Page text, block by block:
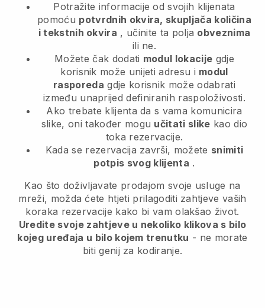
Potražite informacije od svojih klijenata
pomoću potvrdnih okvira, skupljača količina
i tekstnih okvira , učinite ta polja obveznima
ili ne.
Možete čak dodati modul lokacije gdje
korisnik može unijeti adresu i modul
rasporeda gdje korisnik može odabrati
između unaprijed definiranih raspoloživosti.
Ako trebate klijenta da s vama komunicira
slike, oni također mogu učitati slike kao dio
toka rezervacije.
Kada se rezervacija završi, možete snimiti
potpis svog klijenta .
Kao što doživljavate prodajom svoje usluge na
mreži, možda ćete htjeti prilagoditi zahtjeve vaših
koraka rezervacije kako bi vam olakšao život.
Uredite svoje zahtjeve u nekoliko klikova s bilo
kojeg uređaja u bilo kojem trenutku - ne morate
biti genij za kodiranje.